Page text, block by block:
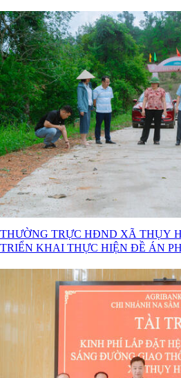
THƯỜNG TRỰC HĐND XÃ THỤY
TRIỂN KHAI THỰC HIỆN ĐỀ ÁN